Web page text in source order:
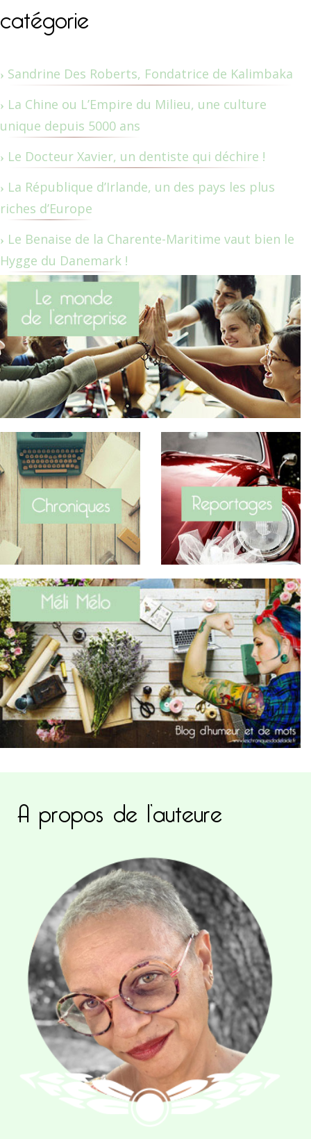
catégorie
Sandrine Des Roberts, Fondatrice de Kalimbaka
La Chine ou L’Empire du Milieu, une culture
unique depuis 5000 ans
Le Docteur Xavier, un dentiste qui déchire !
La République d’Irlande, un des pays les plus
riches d’Europe
Le Benaise de la Charente-Maritime vaut bien le
Hygge du Danemark !
A propos de l’auteure